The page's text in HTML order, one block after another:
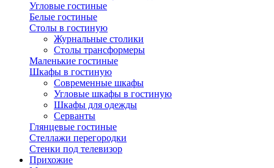
Угловые гостиные
Белые гостиные
Столы в гостиную
Журнальные столики
Столы трансформеры
Маленькие гостиные
Шкафы в гостиную
Современные шкафы
Угловые шкафы в гостиную
Шкафы для одежды
Серванты
Глянцевые гостиные
Стеллажи перегородки
Стенки под телевизор
Прихожие